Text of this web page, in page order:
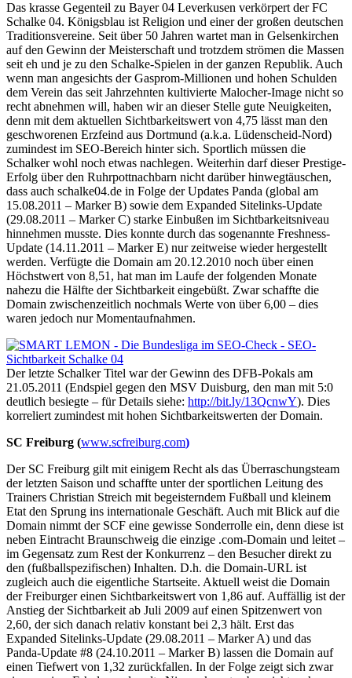
Das krasse Gegenteil zu Bayer 04 Leverkusen verkörpert der FC
Schalke 04. Königsblau ist Religion und einer der großen deutschen
Traditionsvereine. Seit über 50 Jahren wartet man in Gelsenkirchen
auf den Gewinn der Meisterschaft und trotzdem strömen die Massen
seit eh und je zu den Schalke-Spielen in der ganzen Republik. Auch
wenn man angesichts der Gasprom-Millionen und hohen Schulden
dem Verein das seit Jahrzehnten kultivierte Malocher-Image nicht so
recht abnehmen will, haben wir an dieser Stelle gute Neuigkeiten,
denn mit dem aktuellen Sichtbarkeitswert von 4,75 lässt man den
geschworenen Erzfeind aus Dortmund (a.k.a. Lüdenscheid-Nord)
zumindest im SEO-Bereich hinter sich. Sportlich müssen die
Schalker wohl noch etwas nachlegen. Weiterhin darf dieser Prestige-
Erfolg über den Ruhrpottnachbarn nicht darüber hinwegtäuschen,
dass auch schalke04.de in Folge der Updates Panda (global am
15.08.2011 – Marker B) sowie dem Expanded Sitelinks-Update
(29.08.2011 – Marker C) starke Einbußen im Sichtbarkeitsniveau
hinnehmen musste. Dies konnte durch das sogenannte Freshness-
Update (14.11.2011 – Marker E) nur zeitweise wieder hergestellt
werden. Verfügte die Domain am 20.12.2010 noch über einen
Höchstwert von 8,51, hat man im Laufe der folgenden Monate
nahezu die Hälfte der Sichtbarkeit eingebüßt. Zwar schaffte die
Domain zwischenzeitlich nochmals Werte von über 6,00 – dies
waren jedoch nur Momentaufnahmen.
Der letzte Schalker Titel war der Gewinn des DFB-Pokals am
21.05.2011 (Endspiel gegen den MSV Duisburg, den man mit 5:0
deutlich besiegte – für Details siehe: http://bit.ly/13QcnwY). Dies
korreliert zumindest mit hohen Sichtbarkeitswerten der Domain.
SC Freiburg (www.scfreiburg.com)
Der SC Freiburg gilt mit einigem Recht als das Überraschungsteam
der letzten Saison und schaffte unter der sportlichen Leitung des
Trainers Christian Streich mit begeisterndem Fußball und kleinem
Etat den Sprung ins internationale Geschäft. Auch mit Blick auf die
Domain nimmt der SCF eine gewisse Sonderrolle ein, denn diese ist
neben Eintracht Braunschweig die einzige .com-Domain und leitet –
im Gegensatz zum Rest der Konkurrenz – den Besucher direkt zu
den (fußballspezifischen) Inhalten. D.h. die Domain-URL ist
zugleich auch die eigentliche Startseite. Aktuell weist die Domain
der Freiburger einen Sichtbarkeitswert von 1,86 auf. Auffällig ist der
Anstieg der Sichtbarkeit ab Juli 2009 auf einen Spitzenwert von
2,60, der sich danach relativ konstant bei 2,3 hält. Erst das
Expanded Sitelinks-Update (29.08.2011 – Marker A) und das
Panda-Update #8 (24.10.2011 – Marker B) lassen die Domain auf
einen Tiefwert von 1,32 zurückfallen. In der Folge zeigt sich zwar